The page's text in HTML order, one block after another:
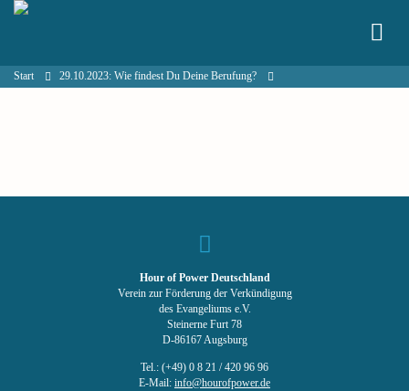
Start 29.10.2023: Wie findest Du Deine Berufung?
Hour of Power Deutschland
Verein zur Förderung der Verkündigung
des Evangeliums e.V.
Steinerne Furt 78
D-86167 Augsburg
Tel.: (+49) 0 8 21 / 420 96 96
E-Mail: info@hourofpower.de